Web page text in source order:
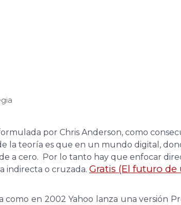
por Chris Anderson, como
la teoría es que en un mundo digital,
a cero. Por lo tanto hay que enfocar
indirecta o cruzada. Gratis (El futuro
como en 2002 Yahoo lanza una versión